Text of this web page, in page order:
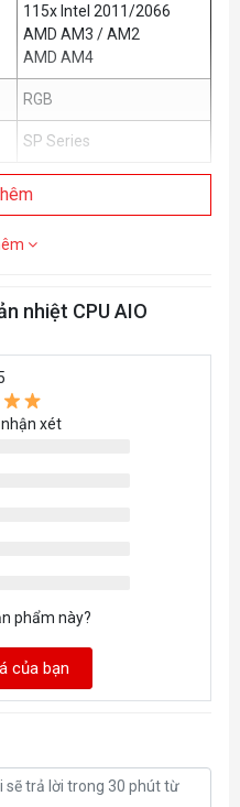
115x Intel 2011/2066
AMD AM3 / AM2
AMD AM4
RGB
SP Series
nhiệt CPU AIO
xét
phẩm này?
của bạn